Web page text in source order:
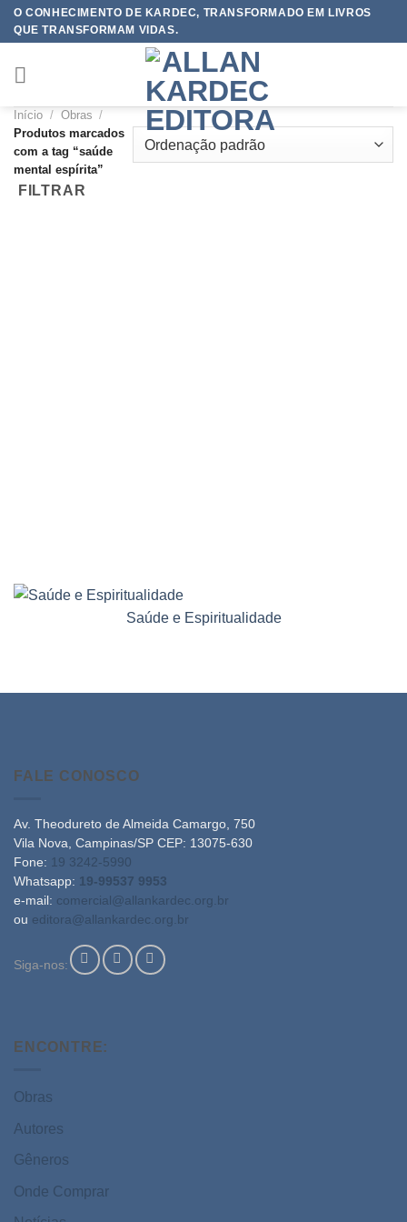
SkipO CONHECIMENTO DE KARDEC, TRANSFORMADO EM LIVROS
QUE TRANSFORMAM VIDAS.
Início / Obras /
Produtos marcados
com a tag “saúde
mental espírita”
FILTRAR
Saúde e Espiritualidade
FALE CONOSCO
Av. Theodureto de Almeida Camargo, 750
Vila Nova, Campinas/SP CEP: 13075-630
Fone: 19 3242-5990
Whatsapp: 19-99537 9953
e-mail: comercial@allankardec.org.br
ou editora@allankardec.org.br
Siga-nos:
ENCONTRE:
Obras
Autores
Gêneros
Onde Comprar